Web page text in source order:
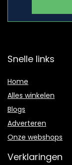
Snelle links
Home
Alles winkelen
Blogs
Adverteren
Onze webshops
Verklaringen